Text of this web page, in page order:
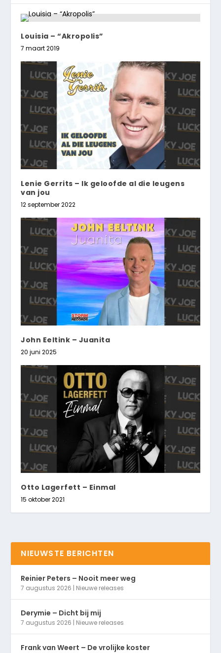
Louisia – “Akropolis”
7 maart 2019
Lenie Gerrits – Ik geloofde al die leugens
van jou
12 september 2022
John Eeltink – Juanita
20 juni 2025
Otto Lagerfett – Einmal
15 oktober 2021
NIEUWSTE BERICHTEN
Reinier Peters – Nooit meer weg
7 augustus 2026 | Nieuwe releases
Derymie – Dicht bij mij
7 augustus 2026 | Nieuwe releases
Frank van Weert – De vrolijke koster